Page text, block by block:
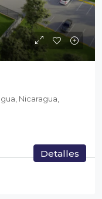
Nicaragua,
Detalles